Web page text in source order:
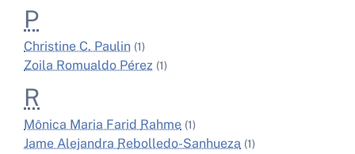
P
Christine C. Paulin (1)
Zoila Romualdo Pérez (1)
R
Mônica Maria Farid Rahme (1)
Jame Alejandra Rebolledo-Sanhueza (1)